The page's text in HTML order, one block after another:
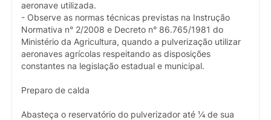
aeronave utilizada.
- Observe as normas técnicas previstas na Instrução
Normativa n° 2/2008 e Decreto n° 86.765/1981 do
Ministério da Agricultura, quando a pulverização utilizar
aeronaves agrícolas respeitando as disposições
constantes na legislação estadual e municipal.
Preparo de calda
Abasteça o reservatório do pulverizador até ¼ de sua